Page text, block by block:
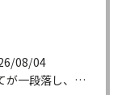
08/04
子育てが一段落し、これからの暮らしをより心地よく、ラクに整え...